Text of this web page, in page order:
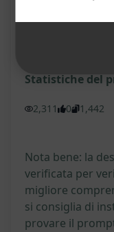
Statistiche del
2,311 0 1,442
Nota bene: la
verificata per
migliore
si consiglia di
provare il